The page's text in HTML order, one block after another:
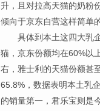
升，且对拉高天猫的奶粉
倾向于京东自营这样简单
具体到本土这四大乳企
猫，京东份额均在60%以
右，雅士利的天猫份额甚
65.8%，数据表明本土乳
的销量第一，君乐宝则是